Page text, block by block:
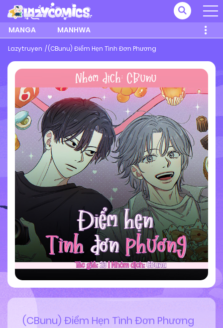
MANGA MANHWA
Lazytruyen (CBunu) Điểm Hẹn Tình Đơn Phương
(CBunu) Điểm Hẹn Tình Đơn Phương